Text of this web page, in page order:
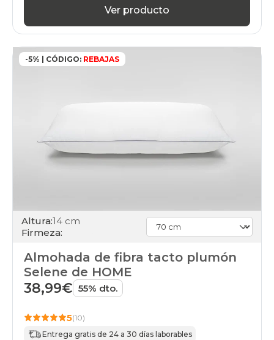
Ver producto
-5% | CÓDIGO: REBAJAS
Altura:14 cm
Firmeza:
Almohada de fibra tacto plumón
Selene de HOME
38,99€ 55% dto.
5(10)
Entrega gratis de 24 a 30 días laborables